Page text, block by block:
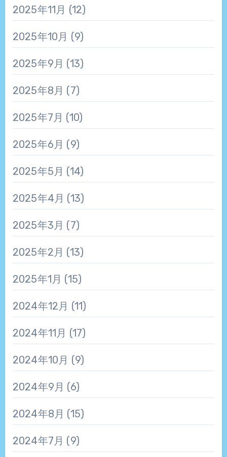
2025年11月 (12)
2025年10月 (9)
2025年9月 (13)
2025年8月 (7)
2025年7月 (10)
2025年6月 (9)
2025年5月 (14)
2025年4月 (13)
2025年3月 (7)
2025年2月 (13)
2025年1月 (15)
2024年12月 (11)
2024年11月 (17)
2024年10月 (9)
2024年9月 (6)
2024年8月 (15)
2024年7月 (9)